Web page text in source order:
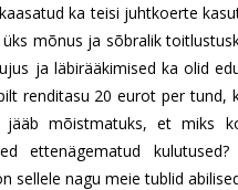
ka teisi juhtkoerte
mõnus ja sõbralik
ja läbirääkimised ka olid
renditasu 20 eurot per tund,
jääb mõistmatuks, et miks
ettenägematud
nagu meie tublid